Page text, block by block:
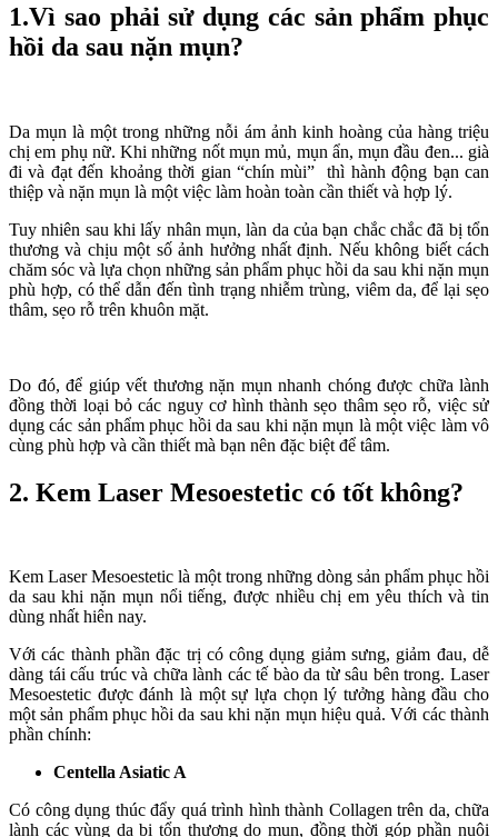
1.Vì sao phải sử dụng các sản phẩm phục
hồi da sau nặn mụn?
Da mụn là một trong những nỗi ám ảnh kinh hoàng của hàng triệu
chị em phụ nữ. Khi những nốt mụn mủ, mụn ẩn, mụn đầu đen... già
đi và đạt đến khoảng thời gian “chín mùi” thì hành động bạn can
thiệp và nặn mụn là một việc làm hoàn toàn cần thiết và hợp lý.
Tuy nhiên sau khi lấy nhân mụn, làn da của bạn chắc chắc đã bị tổn
thương và chịu một số ảnh hưởng nhất định. Nếu không biết cách
chăm sóc và lựa chọn những sản phẩm phục hồi da sau khi nặn mụn
phù hợp, có thể dẫn đến tình trạng nhiễm trùng, viêm da, để lại sẹo
thâm, sẹo rỗ trên khuôn mặt.
Do đó, để giúp vết thương nặn mụn nhanh chóng được chữa lành
đồng thời loại bỏ các nguy cơ hình thành sẹo thâm sẹo rỗ, việc sử
dụng các sản phẩm phục hồi da sau khi nặn mụn là một việc làm vô
cùng phù hợp và cần thiết mà bạn nên đặc biệt để tâm.
2. Kem Laser Mesoestetic có tốt không?
Kem Laser Mesoestetic là một trong những dòng sản phẩm phục hồi
da sau khi nặn mụn nổi tiếng, được nhiều chị em yêu thích và tin
dùng nhất hiên nay.
Với các thành phần đặc trị có công dụng giảm sưng, giảm đau, dễ
dàng tái cấu trúc và chữa lành các tế bào da từ sâu bên trong. Laser
Mesoestetic được đánh là một sự lựa chọn lý tưởng hàng đầu cho
một sản phẩm phục hồi da sau khi nặn mụn hiệu quả. Với các thành
phần chính:
Centella Asiatic A
Có công dụng thúc đẩy quá trình hình thành Collagen trên da, chữa
lành các vùng da bị tổn thương do mụn, đồng thời góp phần nuôi